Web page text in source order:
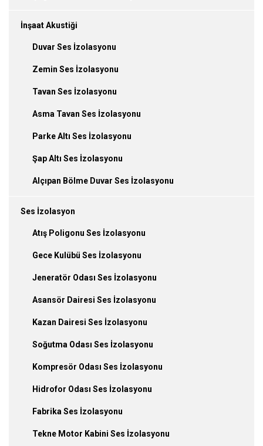
İnşaat Akustiği
Duvar Ses İzolasyonu
Zemin Ses İzolasyonu
Tavan Ses İzolasyonu
Asma Tavan Ses İzolasyonu
Parke Altı Ses İzolasyonu
Şap Altı Ses İzolasyonu
Alçıpan Bölme Duvar Ses İzolasyonu
Ses İzolasyon
Atış Poligonu Ses İzolasyonu
Gece Kulübü Ses İzolasyonu
Jeneratör Odası Ses İzolasyonu
Asansör Dairesi Ses İzolasyonu
Kazan Dairesi Ses İzolasyonu
Soğutma Odası Ses İzolasyonu
Kompresör Odası Ses İzolasyonu
Hidrofor Odası Ses İzolasyonu
Fabrika Ses İzolasyonu
Tekne Motor Kabini Ses İzolasyonu